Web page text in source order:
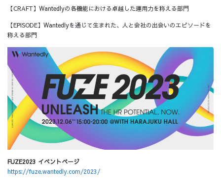
【CRAFT】Wantedlyの各機能における卓越した運用力を称える部門
【EPISODE】Wantedlyを通じて生まれた、人と会社の出会いのエピソードを
称える部門
FUZE2023 イベントページ
https://fuze.wantedly.com/2023/